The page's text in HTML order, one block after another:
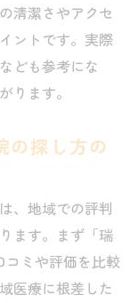
清潔さやアクセ
ントです。実際
ども参考にな
ります。
の探し方の
、地域での評判
ます。まず「瑞
ミや評価を比較
医療に根差した